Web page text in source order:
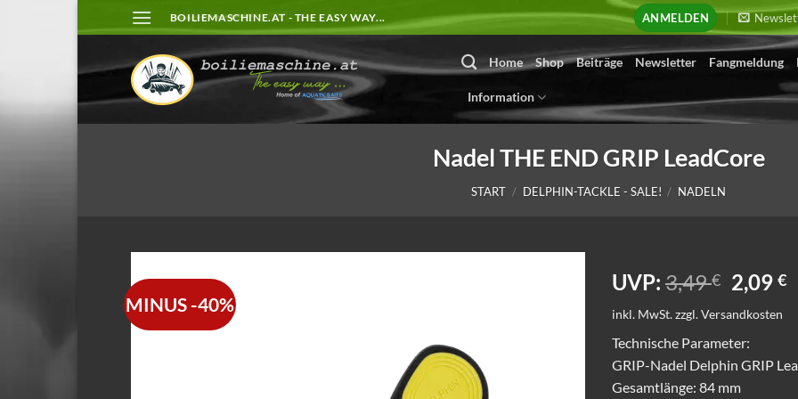
Inhalt
BOILIEMASCHINE.AT - THE EASY WAY... ANMELDEN
Home Shop Beiträge Newsletter Fangmeldung
Information
Nadel THE END GRIP LeadCore
START / DELPHIN-TACKLE - SALE! / NADELN
MINUS -40%
UVP: 3,49€
Preis
war:
3,49 €
2,09€
inkl. MwSt.zzgl.Versandkosten
Technische Parameter:
GRIP-Nadel Delphin GRIP
Gesamtlänge: 84 mm